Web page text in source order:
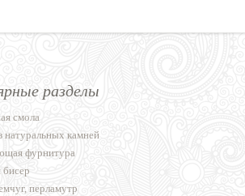
разделы
смола
натуральных камней
фурнитура
перламутр